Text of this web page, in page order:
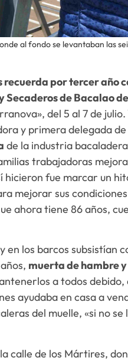
al fondo se levantaban las
recuerda por tercer año
Secaderos de Bacalao
del 5 al 7 de
y primera delegada
de la industria
trabajadoras
hicieron fue marcar un
mejorar sus
ahora tiene 86 años,
los barcos subsistían
muerta de hambre
a todos
ayudaba en casa a
del muelle, «si no
calle de los Mártires,